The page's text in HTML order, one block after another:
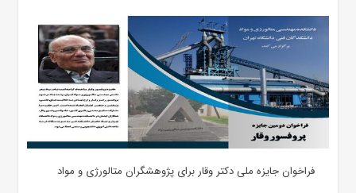
فراخوان جایزه ملی دکتر وقار برای پژوهشگران متالورژی و مواد